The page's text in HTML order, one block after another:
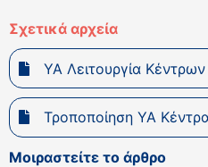
Σχετικά αρχεία
ΥΑ Λειτουργία
Τροποποίηση ΥΑ
Μοιραστείτε το άρθρο